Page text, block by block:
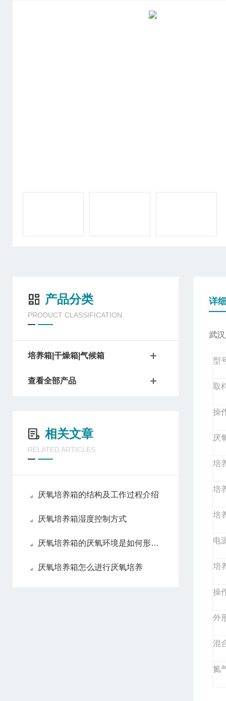
产品分类
PRODUCT CLASSIFICATION
培养箱|干燥箱|气候箱
查看全部产品
相关文章
RELATED ARTICLES
厌氧培养箱的结构及工作过程介绍
厌氧培养箱湿度控制方式
厌氧培养箱的厌氧环境是如何形成的
厌氧培养箱怎么进行厌氧培养
详
武
型
取
操
厌
培
培
培
电
培
操
外
混
氮